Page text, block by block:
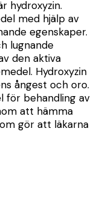
hydroxyzin.
med hjälp av
egenskaper.
lugnande
den aktiva
Hydroxyzin
ångest och oro.
för behandling av
att hämma
gör att läkarna